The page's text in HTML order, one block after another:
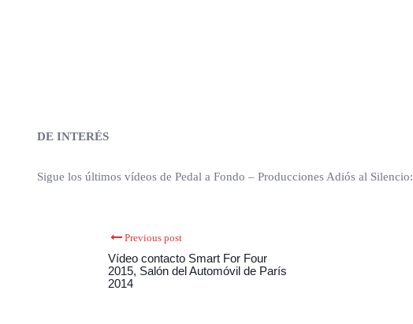
DE INTERÉS
Sigue los últimos vídeos de Pedal a Fondo – Producciones Adiós al Silencio:
Previous post
Vídeo contacto Smart For Four
2015, Salón del Automóvil de París
2014